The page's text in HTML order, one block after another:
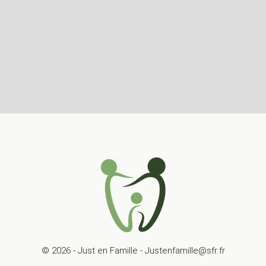
© 2026 - Just en Famille - Justenfamille@sfr.fr